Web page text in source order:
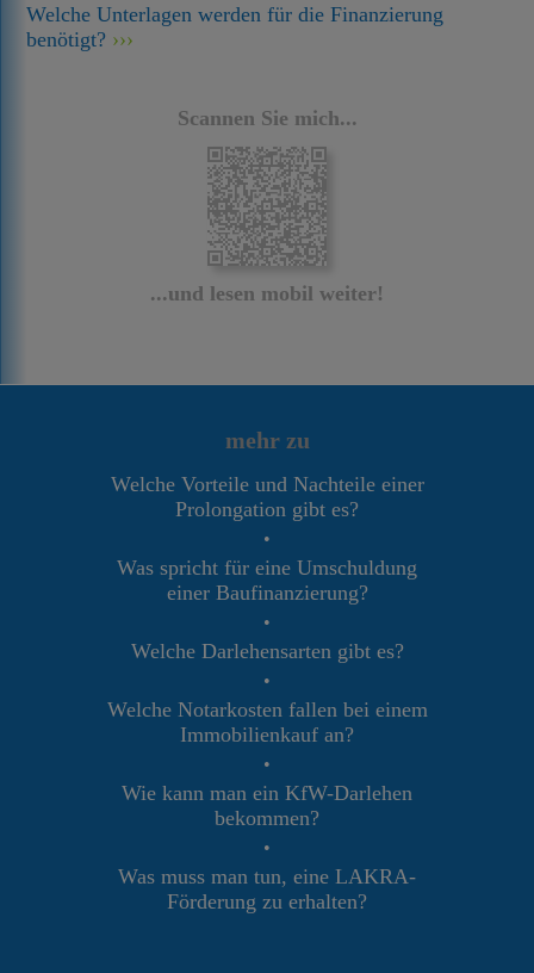
Welche Unterlagen werden für die Finanzierung
benötigt?
Scannen Sie mich...
...und lesen mobil weiter!
mehr zu
Welche Vorteile und Nachteile einer
Prolongation gibt es?
•
Was spricht für eine Umschuldung
einer Baufinanzierung?
•
Welche Darlehensarten gibt es?
•
Welche Notarkosten fallen bei einem
Immobilienkauf an?
•
Wie kann man ein KfW-Darlehen
bekommen?
•
Was muss man tun, eine LAKRA-
Förderung zu erhalten?